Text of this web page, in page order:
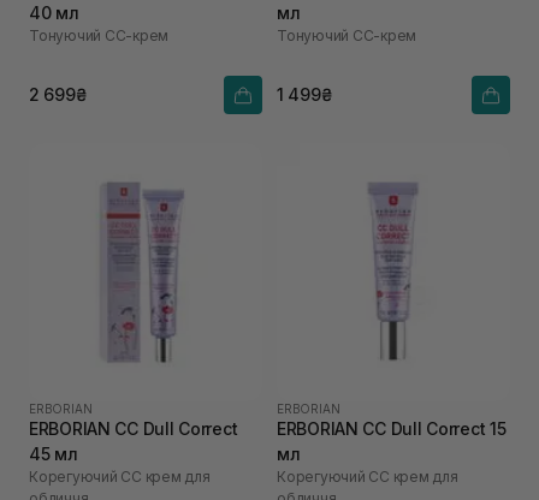
40 мл
Тонуючий СС-крем
2 699₴
мл
Тонуючий СС-крем
1 499₴
ERBORIAN
ERBORIAN CC Dull Correct
45 мл
Корегуючий СС крем для
ERBORIAN
ERBORIAN CC Dull Correct 15
мл
Корегуючий СС крем для